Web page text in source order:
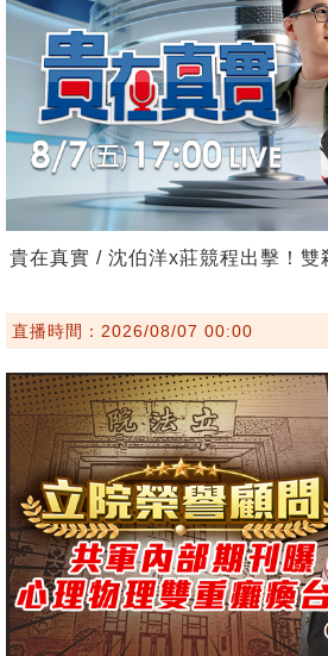
貴在真實 / 沈伯洋x莊競程出擊！雙
直播時間：2026/08/07 00:00